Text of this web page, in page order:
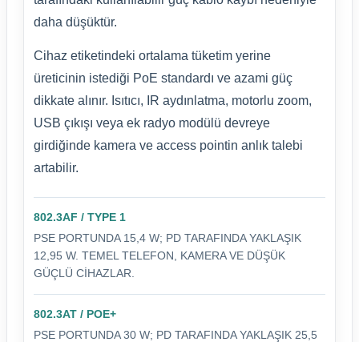
daha düşüktür.
Cihaz etiketindeki ortalama tüketim yerine
üreticinin istediği PoE standardı ve azami güç
dikkate alınır. Isıtıcı, IR aydınlatma, motorlu zoom,
USB çıkışı veya ek radyo modülü devreye
girdiğinde kamera ve access pointin anlık talebi
artabilir.
802.3AF / TYPE 1
PSE PORTUNDA 15,4 W; PD TARAFINDA YAKLAŞIK
12,95 W. TEMEL TELEFON, KAMERA VE DÜŞÜK
GÜÇLÜ CIHAZLAR.
802.3AT / POE+
PSE PORTUNDA 30 W; PD TARAFINDA YAKLAŞIK 25,5